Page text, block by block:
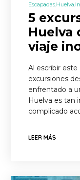
Escapadas Huelva
5
Huelva
viaje
Al escribir este
excursiones
enfrentado a
Huelva es tan
complicado
LEER MÁS